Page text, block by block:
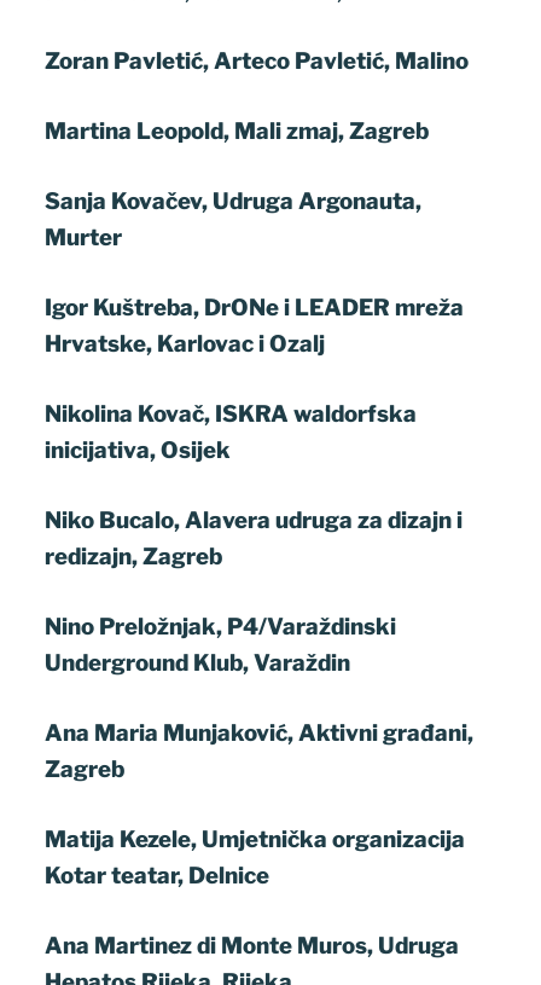
Zoran Pavletić, Arteco Pavletić, Malino
Martina Leopold, Mali zmaj, Zagreb
Sanja Kovačev, Udruga Argonauta,
Murter
Igor Kuštreba, DrONe i LEADER mreža
Hrvatske, Karlovac i Ozalj
Nikolina Kovač, ISKRA waldorfska
inicijativa, Osijek
Niko Bucalo, Alavera udruga za dizajn i
redizajn, Zagreb
Nino Preložnjak, P4/Varaždinski
Underground Klub, Varaždin
Ana Maria Munjaković, Aktivni građani,
Zagreb
Matija Kezele, Umjetnička organizacija
Kotar teatar, Delnice
Ana Martinez di Monte Muros, Udruga